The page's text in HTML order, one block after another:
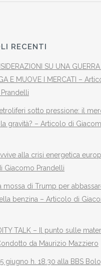
RECENTI
SU UNA
E MUOVE I MERCATI –
sotto pressione: il
gravità? – Articolo di
alla crisi energetica
Giacomo Prandelli
mossa di Trump per
benzina – Articolo di
TALK – Il punto sulle
da Maurizio Mazziero
giugno h. 18.30 alla BBS